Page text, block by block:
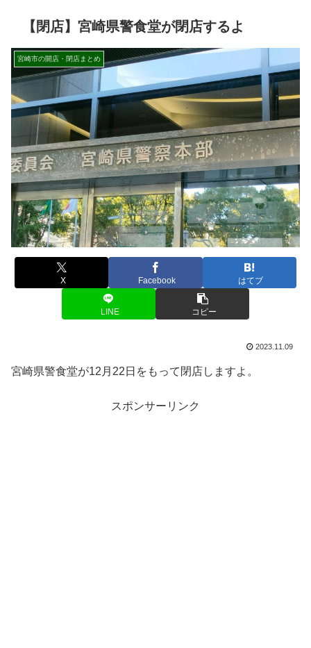
【閉店】宮崎県警食堂が閉店するよ
宮崎市の開店・閉店まとめ
X Facebook はてブ
LINE コピー
2023.11.09
宮崎県警食堂が12月22日をもって閉店しますよ。
スポンサーリンク